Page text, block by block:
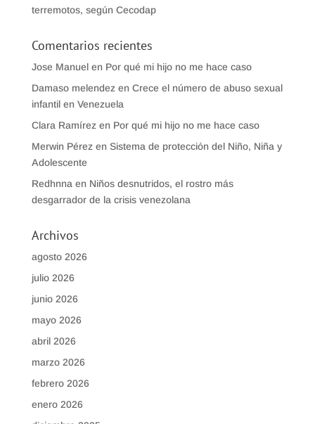
terremotos, según Cecodap
Comentarios recientes
Jose Manuelen Por qué mi hijo no me hace caso
Damaso melendez en Crece el número de abuso sexual
infantil en Venezuela
Clara Ramírez en Por qué mi hijo no me hace caso
Merwin Pérez en Sistema de protección del Niño, Niña y
Adolescente
Redhnna en Niños desnutridos, el rostro más
desgarrador de la crisis venezolana
Archivos
agosto 2026
julio 2026
junio 2026
mayo 2026
abril 2026
marzo 2026
febrero 2026
enero 2026